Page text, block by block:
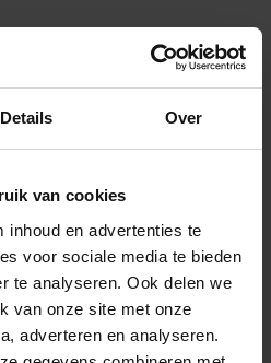
Details Over
van cookies
inhoud en advertenties te
voor sociale media te bieden
te analyseren. Ook delen we
van onze site met onze
adverteren en analyseren.